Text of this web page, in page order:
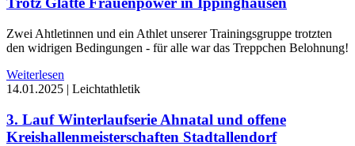
Zwei Ahtletinnen und ein Athlet unserer Trainingsgruppe trotzten
den widrigen Bedingungen - für alle war das Treppchen Belohnung!
Weiterlesen
14.01.2025 | Leichtathletik
3. Lauf Winterlaufserie Ahnatal und offene
Kreishallenmeisterschaften Stadtallendorf